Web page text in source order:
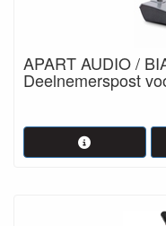
APART AUDIO /
Deelnemerspost